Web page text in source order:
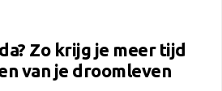
Zo krijg je meer tijd
van je droomleven